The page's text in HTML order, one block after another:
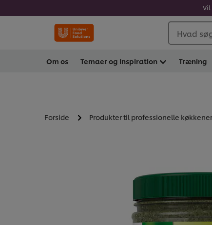
Hvad
Om os Temaer og Inspiration Træning
Forside Produkter til professionelle